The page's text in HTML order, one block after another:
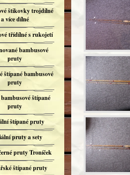
štikovky trojdílné
a více dílné
třídílné s rukojetí
bambusové
pruty
štípané bambusové
pruty
štípané
pruty
štípané pruty
pruty a sety
pruty Troníček
štípané pruty